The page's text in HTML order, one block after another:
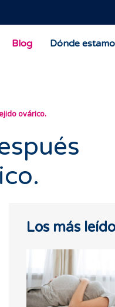
Blog Dónde
ovárico.
Los más